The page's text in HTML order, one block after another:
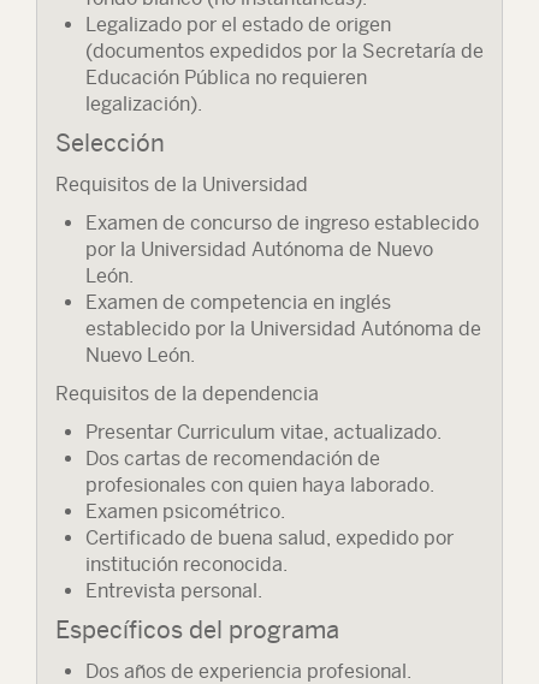
Legalizado por el estado de origen
(documentos expedidos por la Secretaría de
Educación Pública no requieren
legalización).
Selección
Requisitos de la Universidad
Examen de concurso de ingreso establecido
por la Universidad Autónoma de Nuevo
León.
Examen de competencia en inglés
establecido por la Universidad Autónoma de
Nuevo León.
Requisitos de la dependencia
Presentar Curriculum vitae, actualizado.
Dos cartas de recomendación de
profesionales con quien haya laborado.
Examen psicométrico.
Certificado de buena salud, expedido por
institución reconocida.
Entrevista personal.
Específicos del programa
Dos años de experiencia profesional.